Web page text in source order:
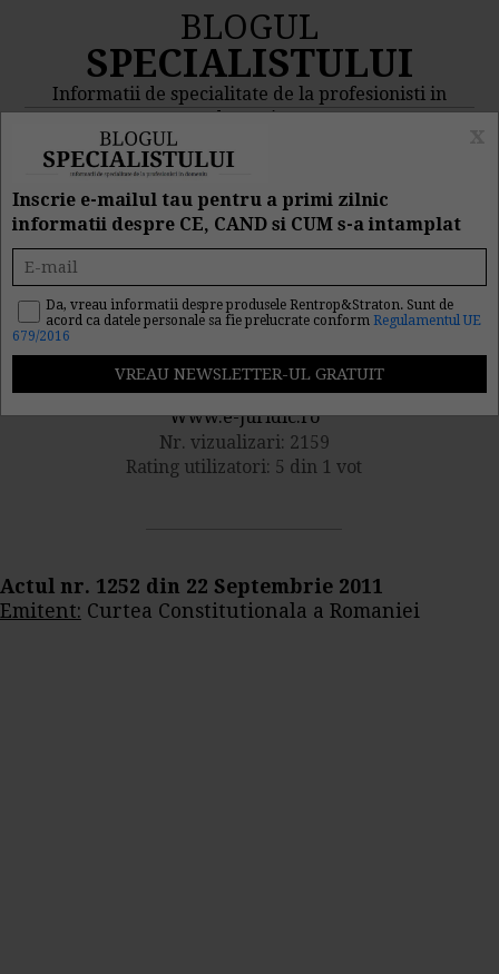
BLOGUL
SPECIALISTULUI
Informatii de specialitate de la profesionisti in
domeniu
MENIU
Monitorul Oficial nr. 012
din 06 Ianuarie 2012
Publicat de catre
Www.e-juridic.ro
Nr. vizualizari: 2159
Rating utilizatori: 5 din 1 vot
Actul nr. 1252 din 22 Septembrie 2011
Emitent: Curtea Constitutionala a Romaniei
Inscrie e-mailul tau pentru a primi zilnic
informatii despre CE, CAND si CUM s-a intamplat
Da, vreau informatii despre produsele Rentrop&Straton. Sunt de
acord ca datele personale sa fie prelucrate conform Regulamentul UE
679/2016